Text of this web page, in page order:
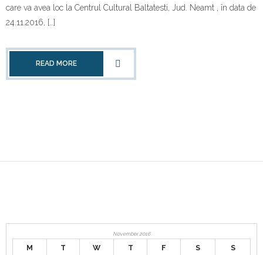
care va avea loc la Centrul Cultural Baltatesti, Jud. Neamt , în data de
24.11.2016, […]
READ MORE
November 2016
M T W T F S S